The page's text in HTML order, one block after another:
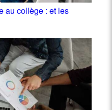
au collège : et les